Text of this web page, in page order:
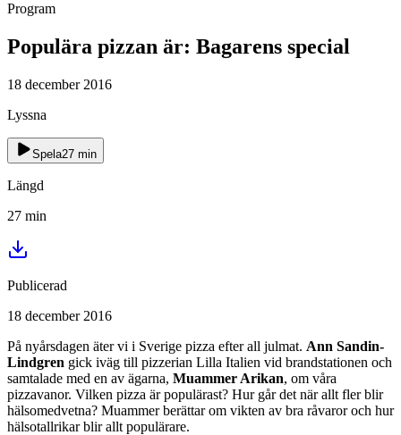
Program
Populära pizzan är: Bagarens special
18 december 2016
Lyssna
Spela27 min
Längd
27 min
Publicerad
18 december 2016
På nyårsdagen äter vi i Sverige pizza efter all julmat. Ann Sandin-
Lindgren gick iväg till pizzerian Lilla Italien vid brandstationen och
samtalade med en av ägarna, Muammer Arikan, om våra
pizzavanor. Vilken pizza är populärast? Hur går det när allt fler blir
hälsomedvetna? Muammer berättar om vikten av bra råvaror och hur
hälsotallrikar blir allt populärare.